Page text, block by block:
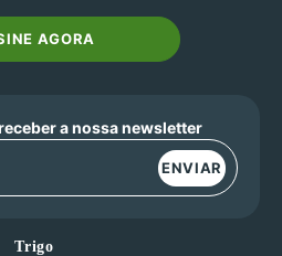
AGORA
a nossa newsletter
ENVIAR
Trigo